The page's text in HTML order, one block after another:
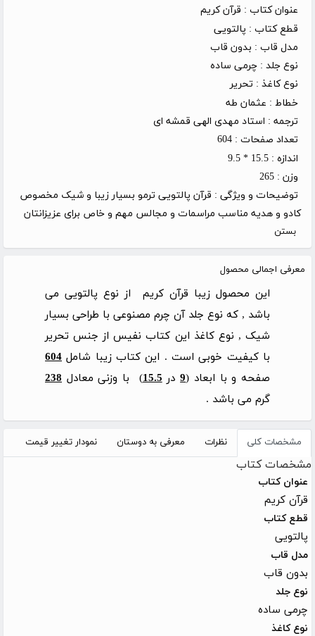
عنوان کتاب : قرآن کریم
قطع کتاب : پالتویی
مدل قاب : بدون قاب
نوع جلد : چرمی ساده
نوع کاغذ : تحریر
خطاط : عثمان طه
ترجمه : استاد مهدی الهی قمشه ای
تعداد صفحات : 604
اندازه : 15.5 * 9.5
وزن : 265
توضیحات و ویژگی : قرآن پالتویی ترمو بسیار زیبا و شیک مخصوص
کادو و هدیه مناسب مراسمات و مجالس مهم و خاص برای عزیزانتان
بستن
معرفی اجمالی محصول
این محصول زیبا قرآن کریم از نوع پالتویی می
باشد , که نوع جلد آن چرم مصنوعی با طراحی بسیار
شیک , نوع کاغذ این کتاب نفیس از جنس تحریر
با کیفیت خوبی است . این کتاب زیبا شامل 604
صفحه و با ابعاد (9در15.5) با وزنی معادل 238
گرم می باشد .
مشخصات کلی نظرات معرفی به دوستان نمودار تغییر قیمت
مشخصات کتاب
عنوان کتاب
قرآن کریم
قطع کتاب
پالتویی
مدل قاب
بدون قاب
نوع جلد
چرمی ساده
نوع کاغذ